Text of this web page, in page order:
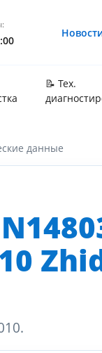
📝 Тех.
данные